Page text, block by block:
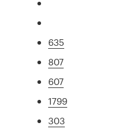
635
807
607
1799
303